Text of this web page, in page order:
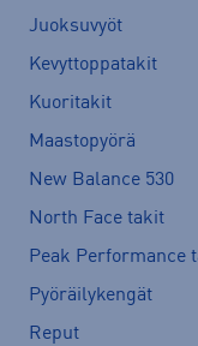
Juoksuvyöt
Kevyttoppatakit
Kuoritakit
Maastopyörä
New Balance 530
North Face takit
Peak Performance
Pyöräilykengät
Reput